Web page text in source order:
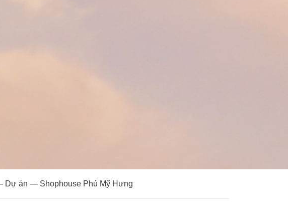
Dự án — Shophouse Phú Mỹ Hưng